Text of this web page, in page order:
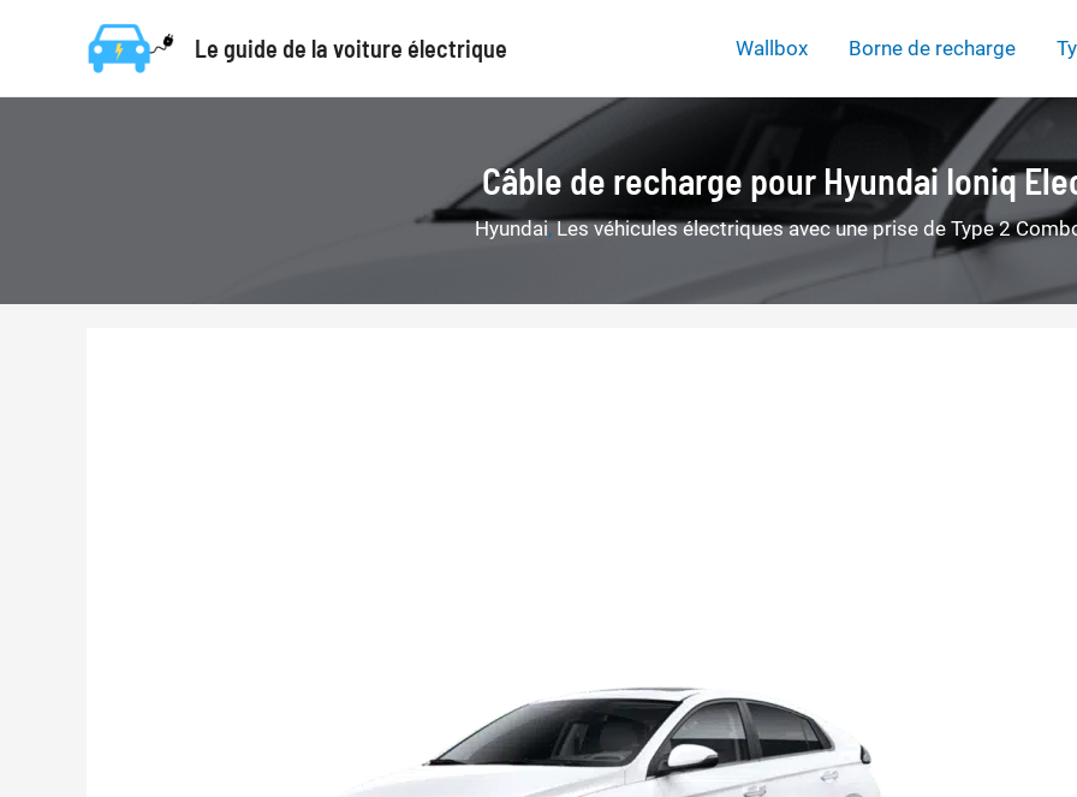
Le guide de la voiture électrique Wallbox Borne de recharge
Câble de recharge pour Hyundai Ioniq
Hyundai,Les véhicules électriques avec une prise de Type 2